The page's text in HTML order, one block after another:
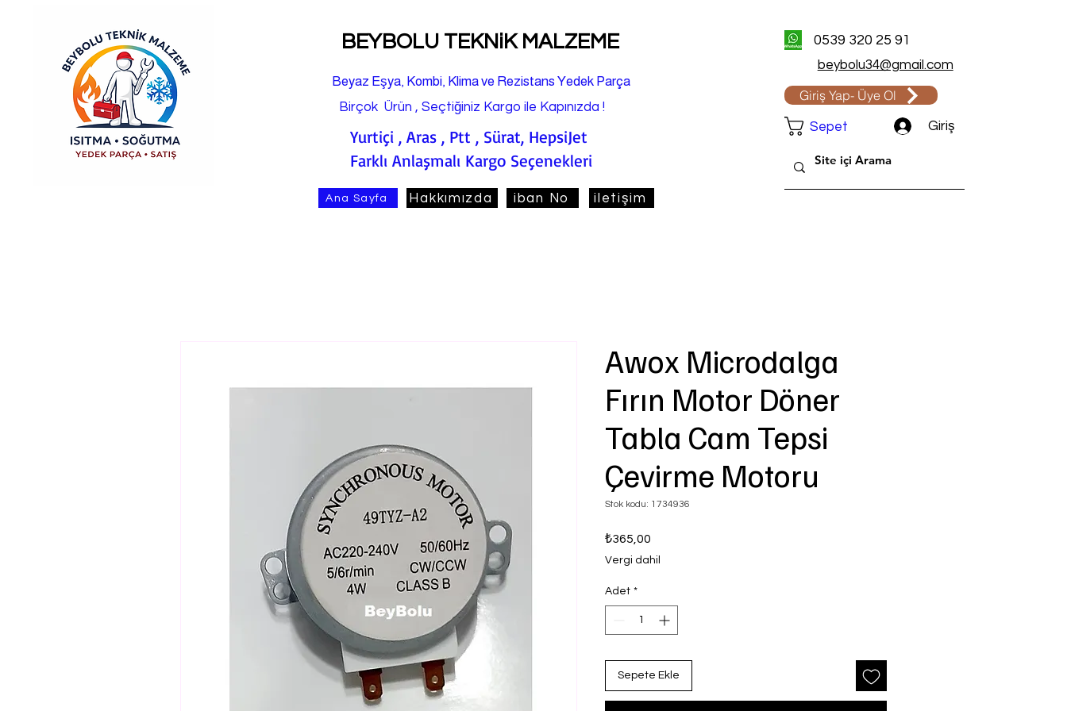
BEYBOLU TEKNiK MALZEME
Beyaz Eşya, Kombi, Klima ve Rezistans Yedek Parça
Birçok Ürün , Seçtiğiniz Kargo ile Kapınızda !
Yurtiçi , Aras , Ptt , Sürat, HepsiJet
Farklı Anlaşmalı Kargo Seçenekleri
Ana Sayfa Hakkımızda iban No iletişim
0539 320 25 91
beybolu34@gmail.com
Giriş Yap- Üye Ol
Sepet Giriş
Awox Microdalga
Fırın Motor Döner
Tabla Cam Tepsi
Çevirme Motoru
Stok kodu: 1734936
₺365,00
Vergi dahil
Adet *
Sepete Ekle